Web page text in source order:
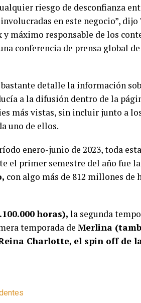
riesgo de desconfianza
en este negocio”, dijo
máximo responsable de los
conferencia de prensa global
detalle la información
a la difusión dentro de la
más vistas, sin incluir junto a
uno de ellos.
enero-junio de 2023, toda esta
el primer semestre del año fue la
con algo más de 812 millones de
horas), la segunda
temporada de Merlina
Charlotte, el spin off de